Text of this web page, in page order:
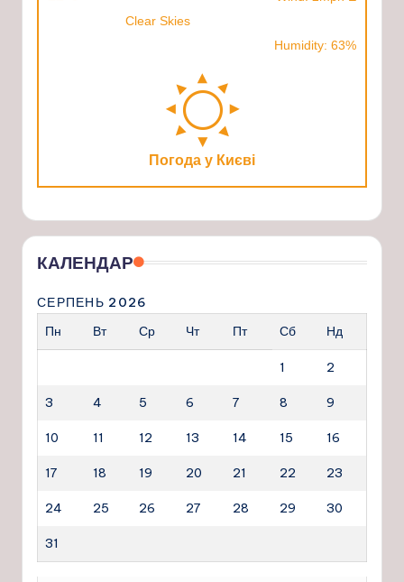
Clear Skies
Humidity: 63%
Погода у Києві
КАЛЕНДАР
СЕРПЕНЬ 2026
Пн
Вт Ср Чт Пт Сб Нд
1 2
3 4 5 6 7 8 9
10 11 12 13 14 15 16
17 18 19 20 21 22 23
24 25 26 27 28 29 30
31